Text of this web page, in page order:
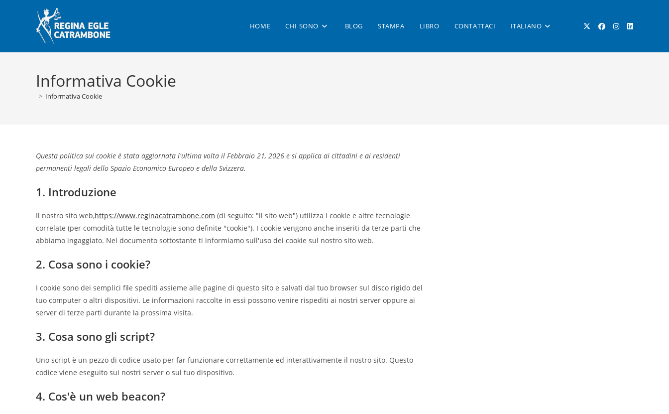
HOME CHI SONO BLOG STAMPA LIBRO CONTATTACI ITALIANO ATTIVA/DISATTIVA
Informativa Cookie
> Informativa Cookie
Questa politica sui cookie è stata aggiornata l'ultima volta il Febbraio 21, 2026 e si applica ai cittadini e ai residenti
permanenti legali dello Spazio Economico Europeo e della Svizzera.
1. Introduzione
Il nostro sito web,https://www.reginacatrambone.com (di seguito: "il sito web") utilizza i cookie e altre tecnologie
correlate (per comodità tutte le tecnologie sono definite "cookie"). I cookie vengono anche inseriti da terze parti che
abbiamo ingaggiato. Nel documento sottostante ti informiamo sull'uso dei cookie sul nostro sito web.
2. Cosa sono i cookie?
I cookie sono dei semplici file spediti assieme alle pagine di questo sito e salvati dal tuo browser sul disco rigido del
tuo computer o altri dispositivi. Le informazioni raccolte in essi possono venire rispediti ai nostri server oppure ai
server di terze parti durante la prossima visita.
3. Cosa sono gli script?
Uno script è un pezzo di codice usato per far funzionare correttamente ed interattivamente il nostro sito. Questo
codice viene eseguito sui nostri server o sul tuo dispositivo.
4. Cos'è un web beacon?